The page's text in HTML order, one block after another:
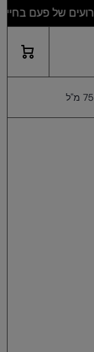
של פעם
עגלת
קניות